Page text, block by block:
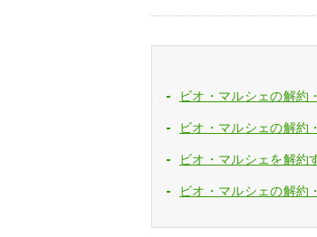
ビオ・マルシェの解約
ビオ・マルシェの解約
ビオ・マルシェを解約
ビオ・マルシェの解約